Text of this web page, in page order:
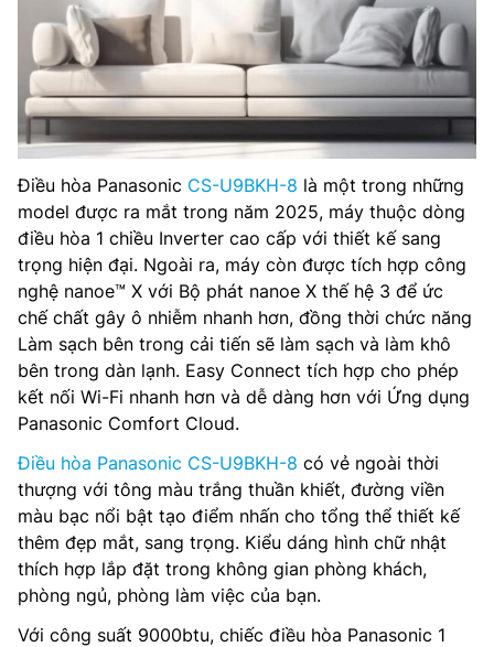
Điều hòa Panasonic CS-U9BKH-8 là một trong những
model được ra mắt trong năm 2025, máy thuộc dòng
điều hòa 1 chiều Inverter cao cấp với thiết kế sang
trọng hiện đại. Ngoài ra, máy còn được tích hợp công
nghệ nanoe™ X với Bộ phát nanoe X thế hệ 3 để ức
chế chất gây ô nhiễm nhanh hơn, đồng thời chức năng
Làm sạch bên trong cải tiến sẽ làm sạch và làm khô
bên trong dàn lạnh. Easy Connect tích hợp cho phép
kết nối Wi-Fi nhanh hơn và dễ dàng hơn với Ứng dụng
Panasonic Comfort Cloud.
Điều hòa Panasonic CS-U9BKH-8 có vẻ ngoài thời
thượng với tông màu trắng thuần khiết, đường viền
màu bạc nổi bật tạo điểm nhấn cho tổng thể thiết kế
thêm đẹp mắt, sang trọng. Kiểu dáng hình chữ nhật
thích hợp lắp đặt trong không gian phòng khách,
phòng ngủ, phòng làm việc của bạn.
Với công suất 9000btu, chiếc điều hòa Panasonic 1